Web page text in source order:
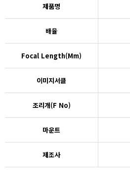
제품명
배율
Focal Length(mm)
이미지서클
조리개(F No)
마운트
제조사